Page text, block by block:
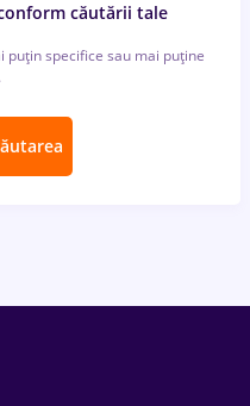
căutării tale
specifice sau mai puține